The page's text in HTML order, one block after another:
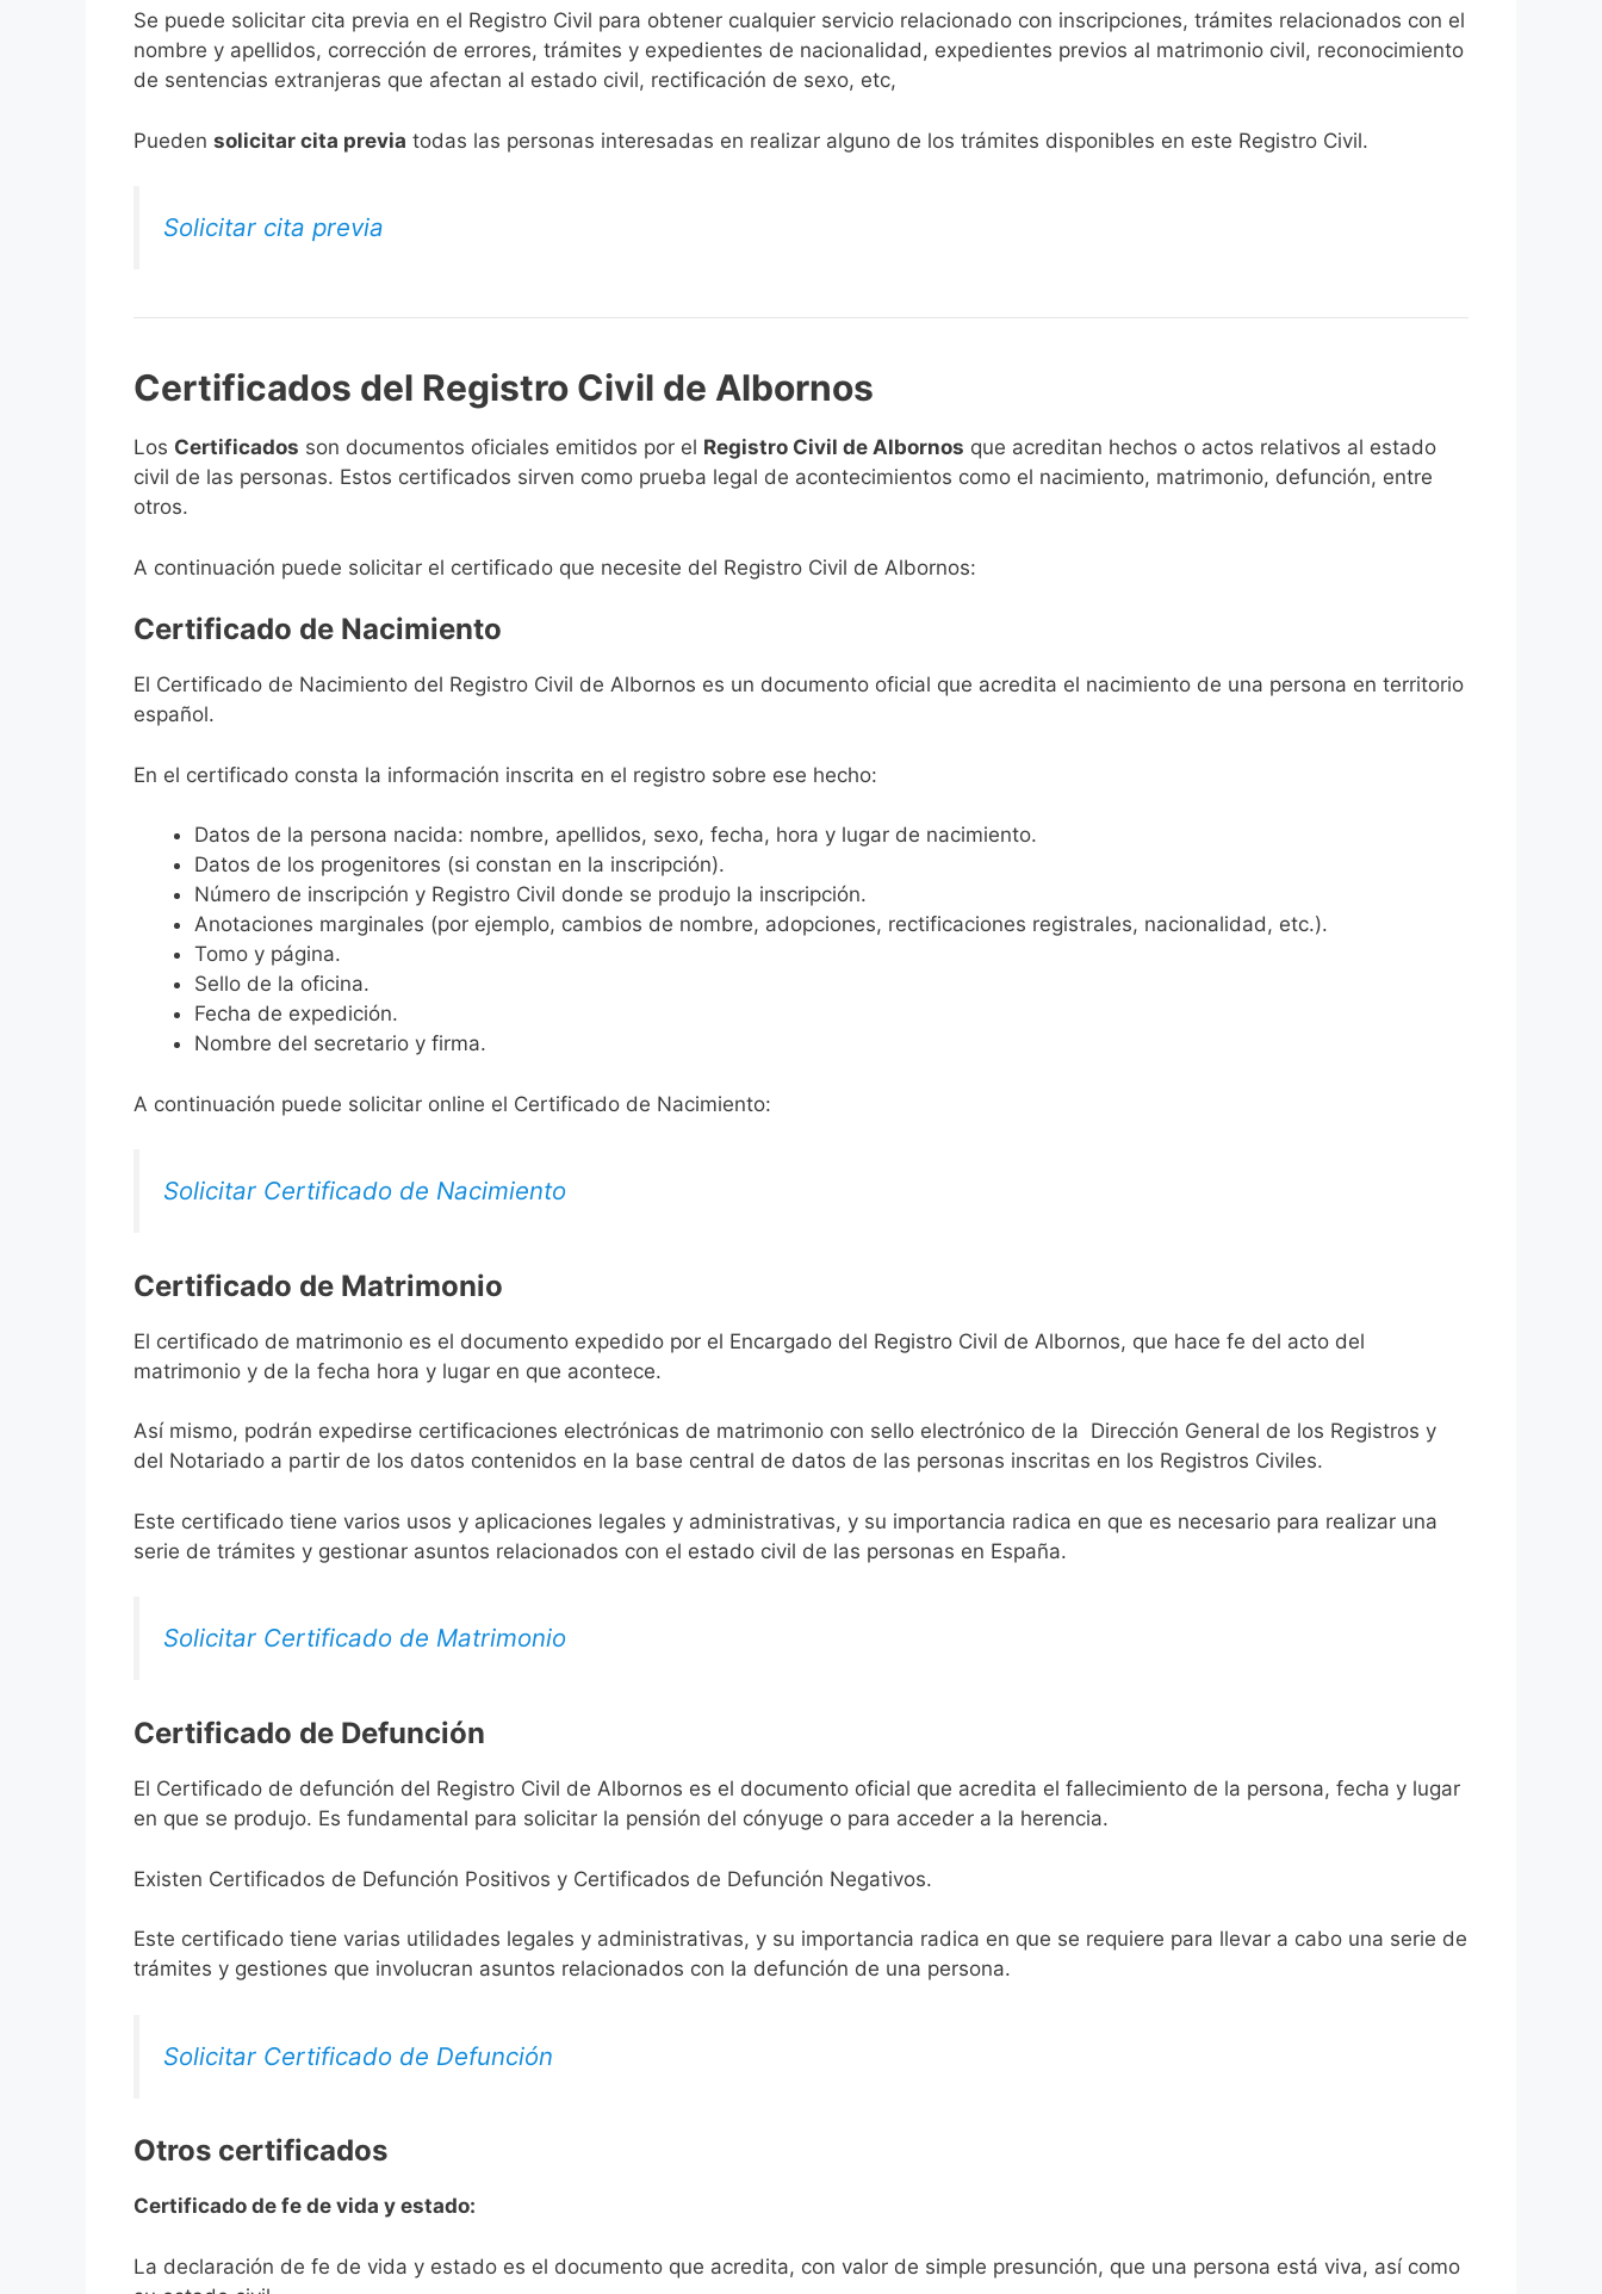
Se puede solicitar cita previa en el Registro Civil para obtener cualquier servicio relacionado con inscripciones, trámites relacionados con el
nombre y apellidos, corrección de errores, trámites y expedientes de nacionalidad, expedientes previos al matrimonio civil, reconocimiento
de sentencias extranjeras que afectan al estado civil, rectificación de sexo, etc,
​Pueden solicitar cita previa todas las personas interesadas en realizar alguno de los trámites disponibles en este Registro Civil.​
Solicitar cita previa
Certificados del Registro Civil de Albornos
Los Certificados son documentos oficiales emitidos por el Registro Civil de Albornos que acreditan hechos o actos relativos al estado
civil de las personas. Estos certificados sirven como prueba legal de acontecimientos como el nacimiento, matrimonio, defunción, entre
otros.
A continuación puede solicitar el certificado que necesite del Registro Civil de Albornos:
Certificado de Nacimiento
El Certificado de Nacimiento del Registro Civil de Albornos es un documento oficial que acredita el nacimiento de una persona en territorio
español.
En el certificado consta la información inscrita en el registro sobre ese hecho:
Datos de la persona nacida: nombre, apellidos, sexo, fecha, hora y lugar de nacimiento.
Datos de los progenitores (si constan en la inscripción).
Número de inscripción y Registro Civil donde se produjo la inscripción.
Anotaciones marginales (por ejemplo, cambios de nombre, adopciones, rectificaciones registrales, nacionalidad, etc.).
Tomo y página.
Sello de la oficina.
Fecha de expedición.
Nombre del secretario y firma.
A continuación puede solicitar online el Certificado de Nacimiento:
Solicitar Certificado de Nacimiento
Certificado de Matrimonio
El certificado de matrimonio es el documento expedido por el Encargado del Registro Civil de Albornos, que hace fe del acto del
matrimonio y de la fecha hora y lugar en que acontece.
Así mismo, podrán expedirse certificaciones electrónicas de matrimonio con sello electrónico de la Dirección General de los Registros y
del Notariado a partir de los datos contenidos en la base central de datos de las personas inscritas en los Registros Civiles.
Este certificado tiene varios usos y aplicaciones legales y administrativas, y su importancia radica en que es necesario para realizar una
serie de trámites y gestionar asuntos relacionados con el estado civil de las personas en España.
Solicitar Certificado de Matrimonio
Certificado de Defunción
El Certificado de defunción del Registro Civil de Albornos es el documento oficial que acredita el fallecimiento de la persona, fecha y lugar
en que se produjo. Es fundamental para solicitar la pensión del cónyuge o para acceder a la herencia.
Existen Certificados de Defunción Positivos y Certificados de Defunción Negativos.
Este certificado tiene varias utilidades legales y administrativas, y su importancia radica en que se requiere para llevar a cabo una serie de
trámites y gestiones que involucran asuntos relacionados con la defunción de una persona.
Solicitar Certificado de Defunción
Otros certificados
Certificado de fe de vida y estado:
La declaración de fe de vida y estado es el documento que acredita, con valor de simple presunción, que una persona está viva, así como